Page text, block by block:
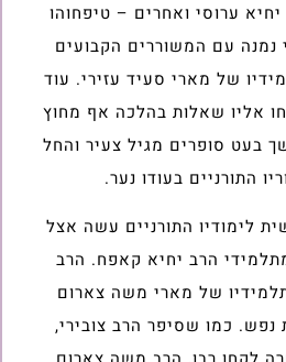
ערוסי ואחרים – טיפחוהו
נמנה עם המשוררים הקבועים
של מארי סעיד עזירי. עוד
אליו שאלות בהלכה אף מחוץ
בעט סופרים מגיל צעיר והחל
התורניים בעודו נער.
לימודיו התורניים עשה אצל
הרב יחיא קאפח. הרב
של מארי משה צארום
נפש. כמו שסיפר הרב צובירי,